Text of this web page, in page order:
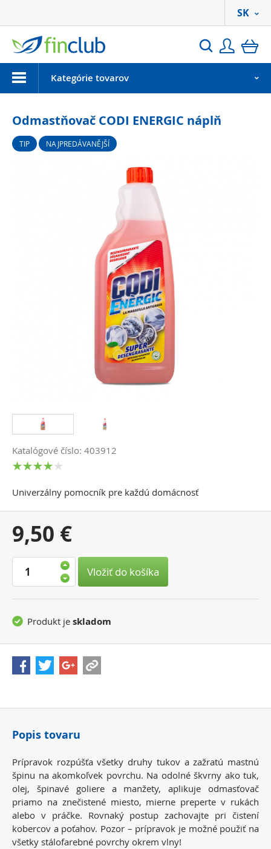
Hľadať
SK
MenuKategórie tovarov
Odmastňovač CODI ENERGIC náplň
TIP NAJPREDÁVANĚJŠÍ
Katalógové číslo: 403912
Univerzálny pomocník pre každú domácnosť
Vaša
cena:
9,50 €
Vložiť do košíka
Produkt je skladom
Popis tovaru
Prípravok rozpúšťa všetky druhy tukov a zažratú mastnú
špinu na akomkoľvek povrchu. Na odolné škvrny ako tuk,
olej, špinavé goliere a manžety, aplikuje odmasťovač
priamo na znečistené miesto, mierne preperte v rukách
alebo v práčke. Rovnaký postup zachovajte pri čistení
kobercov a poťahov. Pozor – prípravok je možné použiť na
všetky stálofarebné povrchy okrem vlny!